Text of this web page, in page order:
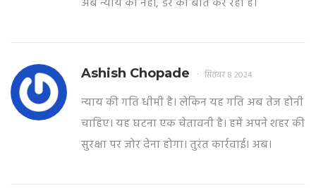
Ashish Chopade सितंबर 8 2024
न्याय की गति धीमी है। लेकिन यह गति अब तेज होनी
चाहिए। यह घटना एक चेतावनी है। हमें अपने शहर की
सुरक्षा पर जोर देना होगा। तुरंत कार्रवाई। अब।